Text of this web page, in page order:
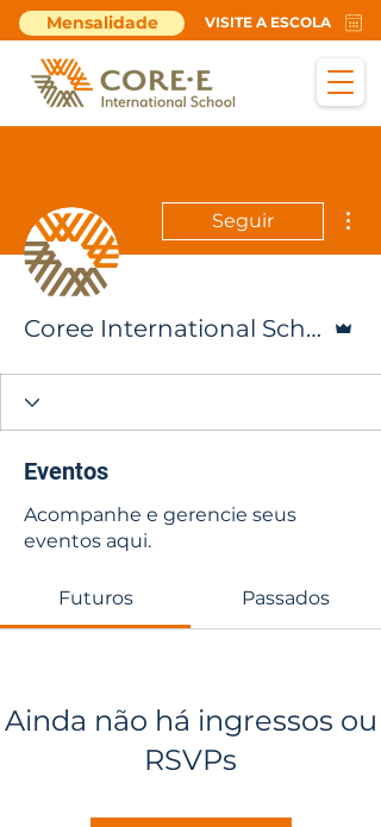
Mensalidade VISITE A ESCOLA
Seguir
Coree International School
Eventos
Acompanhe e gerencie seus
eventos aqui.
Futuros Passados
Ainda não há ingressos ou
RSVPs